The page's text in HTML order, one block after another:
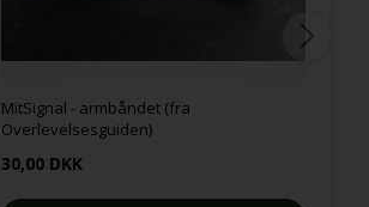
MitSignal - armbåndet (fra
Overlevelsesguiden)
30,00 DKK